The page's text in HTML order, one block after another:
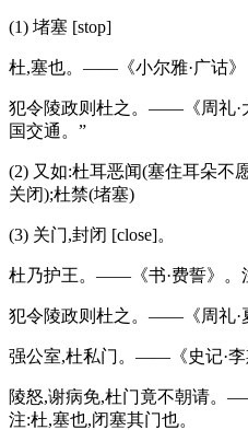
(1) 堵塞 [stop]
杜,塞也。——《小尔雅·广诂》
犯令陵政则杜之。——《周礼·
国交通。”
(2) 又如:杜耳恶闻(塞住耳朵不
关闭);杜禁(堵塞)
(3) 关门,封闭 [close]。
杜乃护王。——《书·费誓》。
犯令陵政则杜之。——《周礼·
强公室,杜私门。——《史记·李
陵怒,谢病免,杜门竟不朝请。
注:杜,塞也,闭塞其门也。